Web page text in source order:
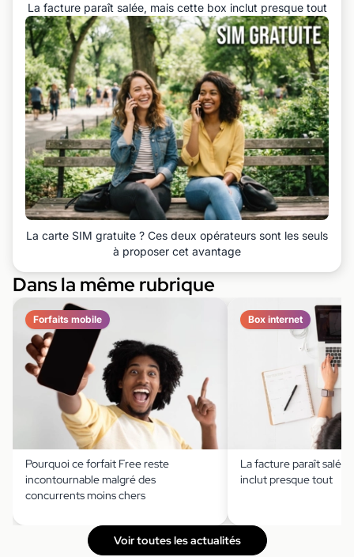
La facture paraît salée, mais cette box inclut presque tout
La carte SIM gratuite ? Ces deux opérateurs sont les seuls
à proposer cet avantage
Dans la même rubrique
Forfaits mobile
Pourquoi ce forfait Free reste
incontournable malgré des
concurrents moins chers
Box internet
La facture paraît
inclut presque tout
Voir toutes les actualités